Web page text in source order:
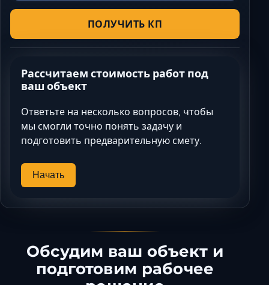
ПОЛУЧИТЬ КП
Рассчитаем стоимость работ под
ваш объект
Ответьте на несколько вопросов, чтобы
мы смогли точно понять задачу и
подготовить предварительную смету.
Начать
Обсудим ваш объект и
подготовим рабочее